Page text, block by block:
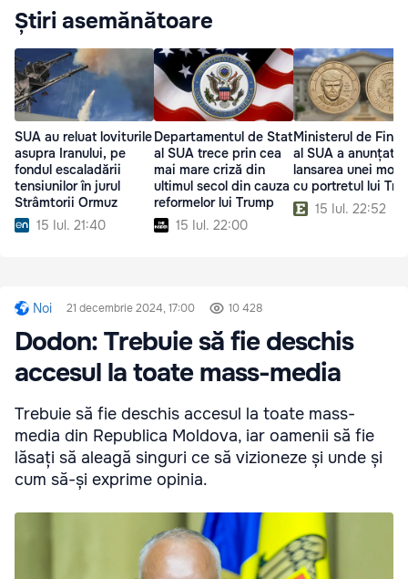
Știri asemănătoare
SUA au reluat loviturile
asupra Iranului, pe
fondul escaladării
tensiunilor în jurul
Strâmtorii Ormuz
15 Iul. 21:40
Departamentul de Stat
al SUA trece prin cea
mai mare criză din
ultimul secol din cauza
reformelor lui Trump
15 Iul. 22:00
Ministerul de
al SUA a anunțat
lansarea unei
cu portretul lui
15 Iul. 22:52
Noi 21 decembrie 2024, 17:00 10 428
Dodon: Trebuie să fie deschis
accesul la toate mass-media
Trebuie să fie deschis accesul la toate mass-
media din Republica Moldova, iar oamenii să fie
lăsați să aleagă singuri ce să vizioneze și unde și
cum să-și exprime opinia.